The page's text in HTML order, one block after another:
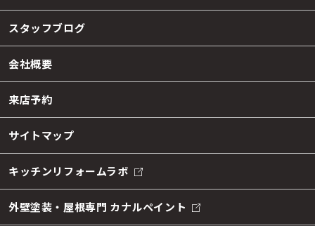
スタッフブログ
会社概要
来店予約
サイトマップ
キッチンリフォームラボ
外壁塗装・屋根専門 カナルペイント